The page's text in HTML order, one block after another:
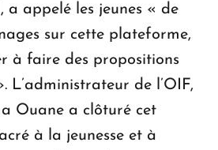
a appelé les jeunes « de
sur cette plateforme,
à faire des propositions
L’administrateur de l’OIF,
Ouane a clôturé cet
à la jeunesse et à